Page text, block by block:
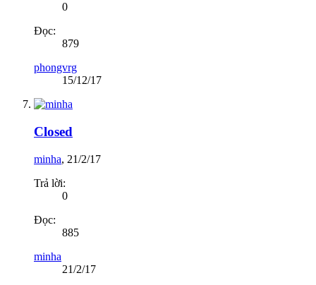
0
Đọc:
879
phongvrg
15/12/17
Closed
minha, 21/2/17
Trả lời:
0
Đọc:
885
minha
21/2/17